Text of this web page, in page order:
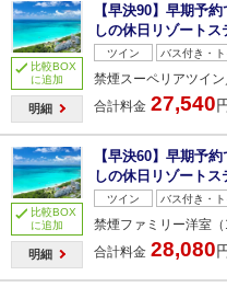
比較BOX
に追加
明細
【早決90】早期予
しの休日リゾートス
ツイン バス付き・
禁煙スーペリアツイン
合計料金 27,540
比較BOX
に追加
明細
【早決60】早期予
しの休日リゾートス
ツイン バス付き・
禁煙ファミリー洋室
合計料金 28,080